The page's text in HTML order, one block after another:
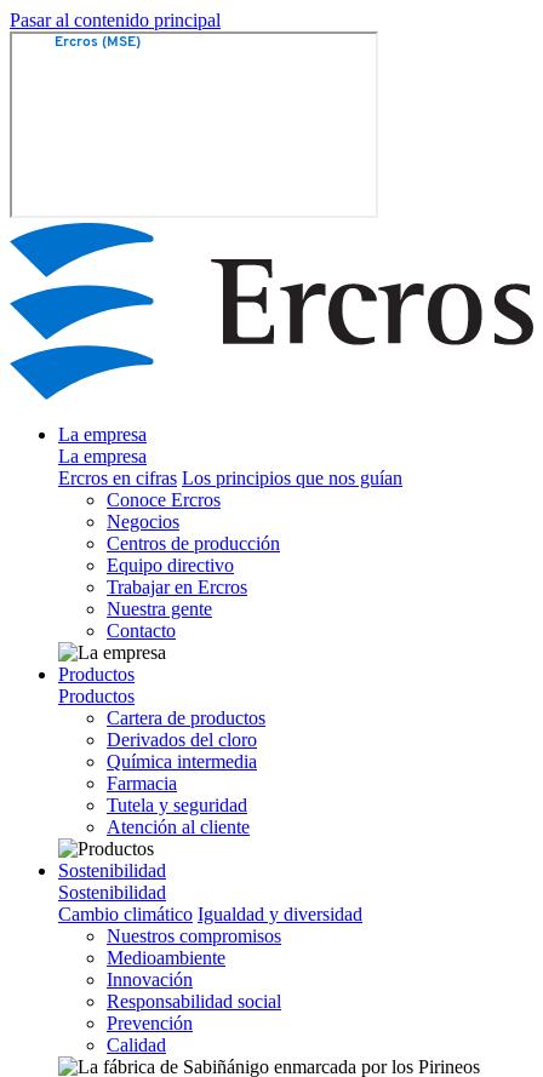
Pasar al contenido principal
La empresa
La empresa
Ercros en cifras Los principios que nos guían
Conoce Ercros
Negocios
Centros de producción
Equipo directivo
Trabajar en Ercros
Nuestra gente
Contacto
Productos
Productos
Cartera de productos
Derivados del cloro
Química intermedia
Farmacia
Tutela y seguridad
Atención al cliente
Sostenibilidad
Sostenibilidad
Cambio climático Igualdad y diversidad
Nuestros compromisos
Medioambiente
Innovación
Responsabilidad social
Prevención
Calidad